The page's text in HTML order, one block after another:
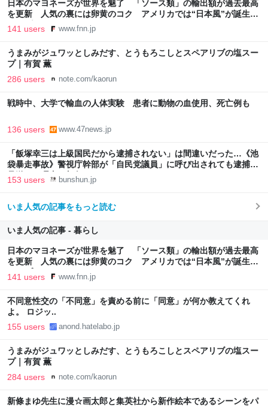
日本のマヨネーズが世界を魅了 「ソース類」の輸出額が過去最高
を更新 人気の裏には卵黄のコク アメリカでは“日本風”が誕生｜
FNNプライムオンライン
141 users www.fnn.jp
うまみがジュワッとしみだす、とうもろこしとスペアリブの塩スー
プ｜有賀 薫
286 users note.com/kaorun
戦時中、大学で輸血の人体実験 患者に動物の血使用、死亡例も
136 users www.47news.jp
「飯塚幸三は上級国民だから逮捕されない」は間違いだった…《池
袋暴走事故》警視庁幹部が「自民党議員」に呼び出されても逮捕を
見送った理由 | 文春オンライン
153 users bunshun.jp
いま人気の記事をもっと読む
いま人気の記事 - 暮らし
日本のマヨネーズが世界を魅了 「ソース類」の輸出額が過去最高
を更新 人気の裏には卵黄のコク アメリカでは“日本風”が誕生｜
FNNプライムオンライン
141 users www.fnn.jp
不同意性交の「不同意」を責める前に「同意」が何か教えてくれ
よ。 ロジッ..
155 users anond.hatelabo.jp
うまみがジュワッとしみだす、とうもろこしとスペアリブの塩スー
プ｜有賀 薫
284 users note.com/kaorun
新條まゆ先生に漫☆画太郎と集英社から新作絵本であるシーンをパ